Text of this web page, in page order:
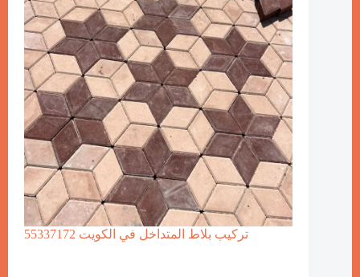
تركيب بلاط المتداخل في الكويت 55337172